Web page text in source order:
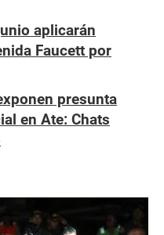
aplicarán
Faucett por
presunta
en Ate: Chats